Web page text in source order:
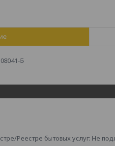
Б
Реестре бытовых услуг: Не